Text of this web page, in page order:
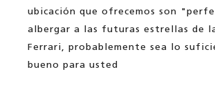
ubicación que ofrecemos son
albergar a las futuras estrellas de
Ferrari, probablemente sea lo
bueno para usted